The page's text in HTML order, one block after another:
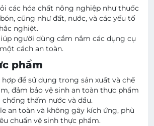
các hóa chất nông nghiệp như thuốc
cũng như đất, nước, và các yếu tố
nghiệt.
người dùng cầm nắm các dụng cụ
cách an toàn.
phẩm
để sử dụng trong sản xuất và chế
đảm bảo vệ sinh an toàn thực phẩm
chống thấm nước và dầu.
an toàn và không gây kích ứng, phù
chuẩn vệ sinh thực phẩm.